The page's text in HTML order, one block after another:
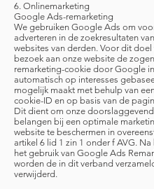
6. Onlinemarketing
Google Ads-remarketing
We gebruiken Google Ads om
adverteren in de zoekresultaten
websites van derden. Voor dit
bezoek aan onze website de
remarketing-cookie door Google
automatisch op interesses
mogelijk maakt met behulp van
cookie-ID en op basis van de
Dit dient om onze
belangen bij een optimale
website te beschermen in
artikel 6 lid 1 zin 1 onder f AVG.
het gebruik van Google Ads
worden de in dit verband
verwijderd.